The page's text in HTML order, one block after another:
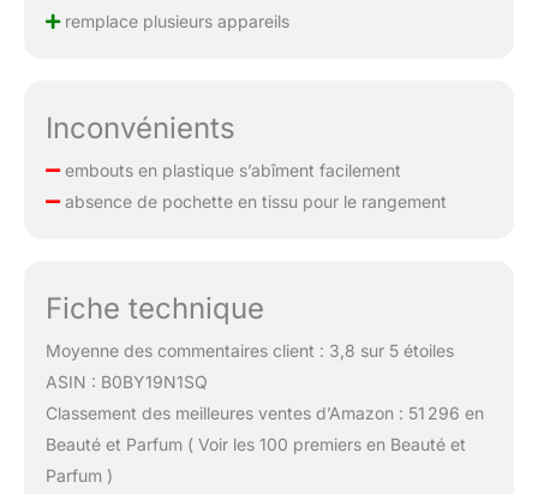
remplace plusieurs appareils
Inconvénients
embouts en plastique s’abîment facilement
absence de pochette en tissu pour le rangement
Fiche technique
Moyenne des commentaires client : 3,8 sur 5 étoiles
ASIN : B0BY19N1SQ
Classement des meilleures ventes d’Amazon : 51 296 en
Beauté et Parfum ( Voir les 100 premiers en Beauté et
Parfum )